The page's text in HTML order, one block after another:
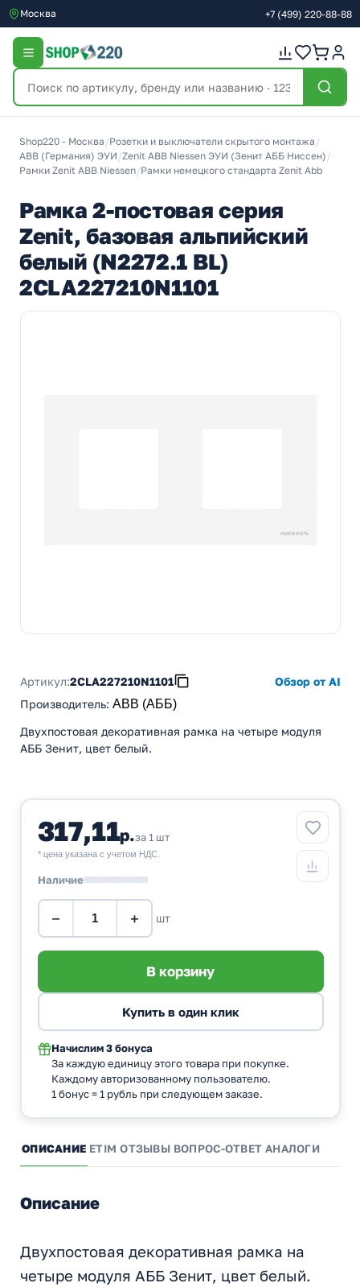
Москва +7 (499) 220-88-88
Shop220 - Москва /Розетки и выключатели скрытого монтажа /
ABB (Германия) ЭУИ /Zenit ABB Niessen ЭУИ (Зенит АББ Ниссен) /
Рамки Zenit ABB Niessen/Рамки немецкого стандарта Zenit Abb
Рамка 2-постовая серия
Zenit, базовая альпийский
белый (N2272.1 BL)
2CLA227210N1101
Артикул:2CLA227210N1101
Обзор от AI
Производитель: ABB (АББ)
Двухпостовая декоративная рамка на четыре модуля
АББ Зенит, цвет белый.
317,11р.за 1 шт
* цена указана с учетом НДС.
Наличие
− + шт
Начислим 3 бонуса
За каждую единицу этого товара при покупке.
Каждому авторизованному пользователю.
1 бонус = 1 рубль при следующем заказе.
ОПИСАНИЕ ETIM ОТЗЫВЫ ВОПРОС-ОТВЕТ АНАЛОГИ
Описание
Двухпостовая декоративная рамка на
четыре модуля АББ Зенит, цвет белый.